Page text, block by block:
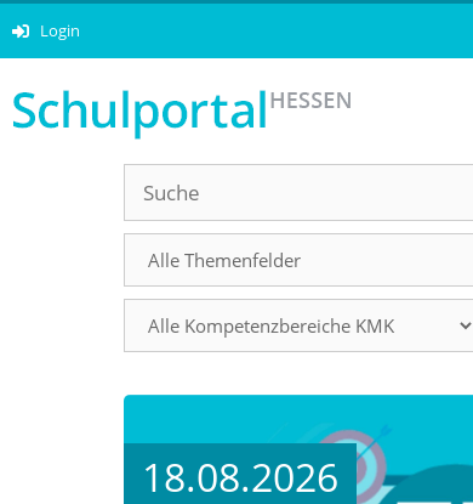
Login
18.08.2026